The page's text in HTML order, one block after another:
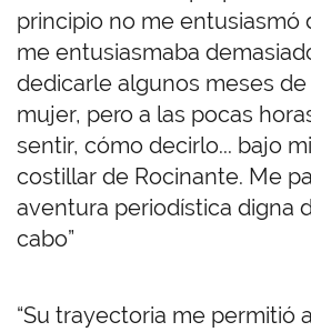
principio no me entusiasmó
me entusiasmaba
dedicarle algunos meses de
mujer, pero a las pocas
sentir, cómo decirlo... bajo
costillar de Rocinante. Me
aventura periodística digna
cabo”
“Su trayectoria me permitió